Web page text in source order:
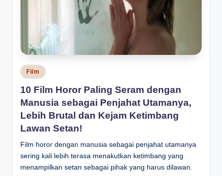
Posted
in
Film
10 Film Horor Paling Seram dengan
Manusia sebagai Penjahat Utamanya,
Lebih Brutal dan Kejam Ketimbang
Lawan Setan!
Film horor dengan manusia sebagai penjahat utamanya
sering kali lebih terasa menakutkan ketimbang yang
menampilkan setan sebagai pihak yang harus dilawan.